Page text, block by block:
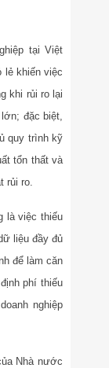
tại Việt
lẻ khiến việc
khi rủi ro lại
đặc biệt,
quy trình kỹ
tổn thất và
rủi ro.
là việc thiếu
liệu đầy đủ
để làm căn
phí thiếu
nghiệp
Nhà nước